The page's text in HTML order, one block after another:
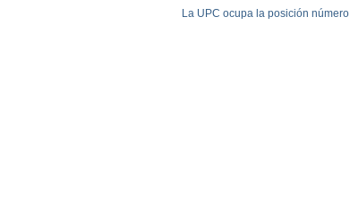
La UPC ocupa la posición número